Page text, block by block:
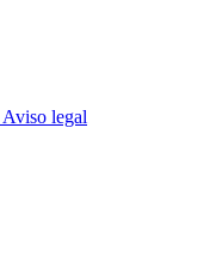
Aviso legal